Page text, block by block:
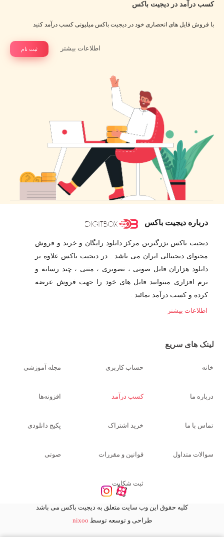
کسب درآمد در دیجیت باکس
با فروش فایل های انحصاری خود در دیجیت باکس میلیونی کسب درآمد کنید
ثبت نام اطلاعات بیشتر
درباره دیجیت باکس
دیجیت باکس بزرگترین مرکز دانلود رایگان و خرید و فروش
محتوای دیجیتالی ایران می باشد . در دیجیت باکس علاوه بر
دانلود هزاران فایل صوتی ، تصویری ، متنی ، چند رسانه و
نرم افزاری میتوانید فایل های خود را جهت فروش عرضه
کرده و کسب درآمد نمائید .
اطلاعات بیشتر
لینک های سریع
خانه
درباره ما
تماس با ما
سوالات متداول
حساب کاربری
کسب درآمد
خرید اشتراک
قوانین و مقررات
ثبت شکایت
مجله آموزشی
افزونه‌ها
پکیج دانلودی
صوتی
کلیه حقوق این وب سایت متعلق به دیجیت باکس می باشد
طراحی و توسعه توسط nixoo